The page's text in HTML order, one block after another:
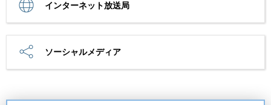
インターネット放送局
ソーシャルメディア